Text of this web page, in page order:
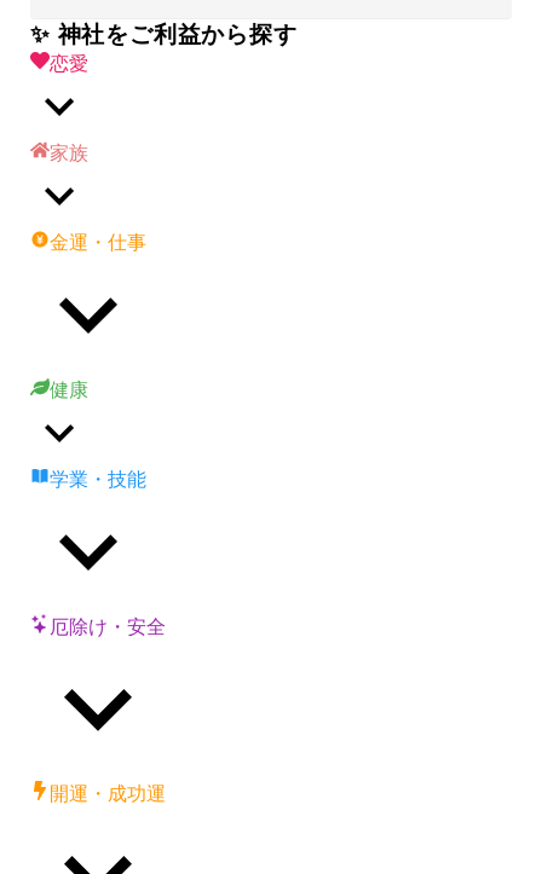
✨ 神社をご利益から探す
恋愛
家族
金運・仕事
健康
学業・技能
厄除け・安全
開運・成功運